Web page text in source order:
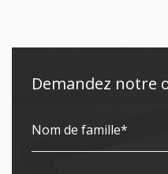
Demandez notre